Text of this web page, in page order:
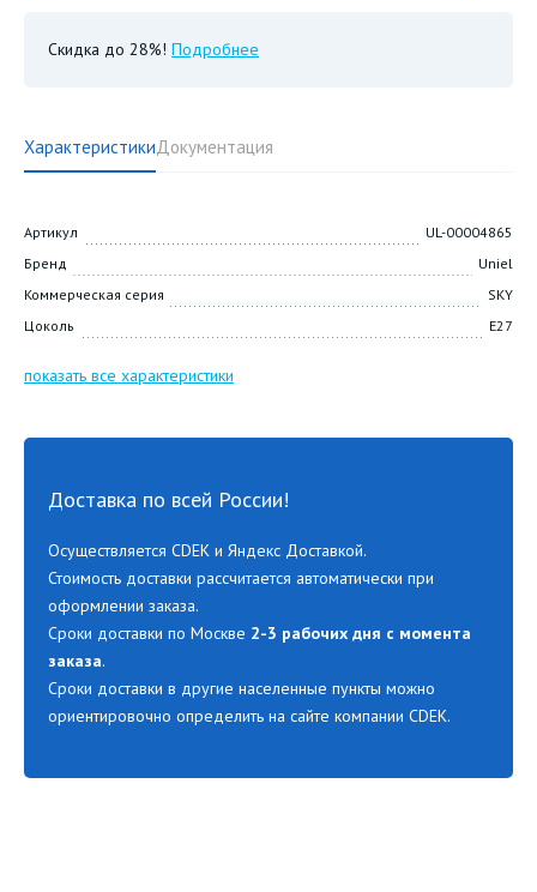
Скидка до 28%! Подробнее
ХарактеристикиДокументация
Артикул
UL-00004865
Бренд
Uniel
Коммерческая серия
SKY
Цоколь
E27
показать все характеристики
Доставка по всей России!
Осуществляется CDEK и Яндекс Доставкой.
Стоимость доставки рассчитается автоматически при
оформлении заказа.
Сроки доставки по Москве 2-3 рабочих дня с момента
заказа.
Сроки доставки в другие населенные пункты можно
ориентировочно определить на сайте компании CDEK.